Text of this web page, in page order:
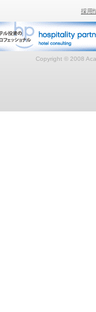
採用
Copyright © 2008